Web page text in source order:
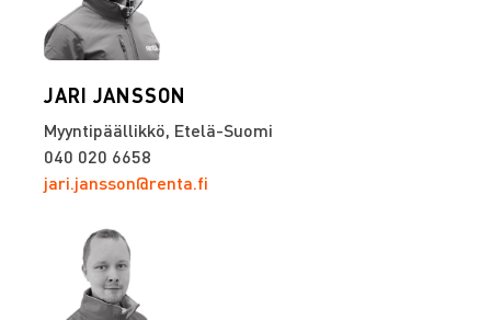
JARI JANSSON
Myyntipäällikkö, Etelä-Suomi
040 020 6658
jari.jansson@renta.fi